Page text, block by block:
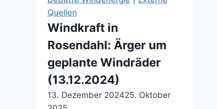
Quellen
Windkraft in
Rosendahl: Ärger um
geplante Windräder
(13.12.2024)
13. Dezember 202425. Oktober